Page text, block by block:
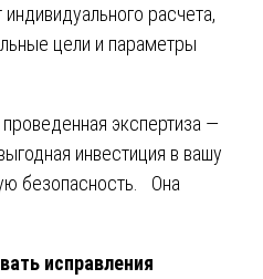
расчета,
цели и параметры
экспертиза —
инвестиция в вашу
безопасность. Она
исправления